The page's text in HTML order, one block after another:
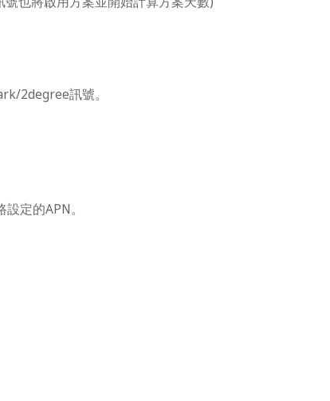
2degree訊號。
定的APN。